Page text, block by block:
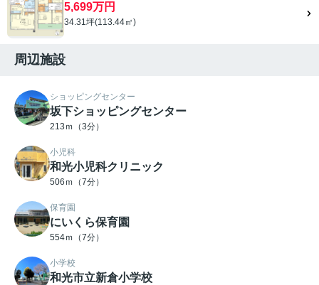
5,699万円
34.31坪(113.44㎡)
周辺施設
ショッピングセンター
坂下ショッピングセンター
213ｍ（3分）
小児科
和光小児科クリニック
506ｍ（7分）
保育園
にいくら保育園
554ｍ（7分）
小学校
和光市立新倉小学校